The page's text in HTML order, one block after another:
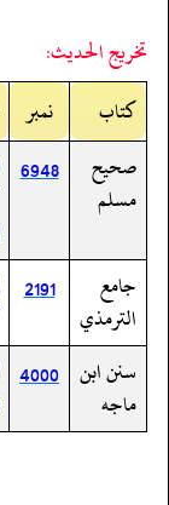
تخريج الحديث:
کتاب
نمبر
صحيح
مسلم
6948
جامع
الترمذي
2191
سنن ابن
ماجه
4000